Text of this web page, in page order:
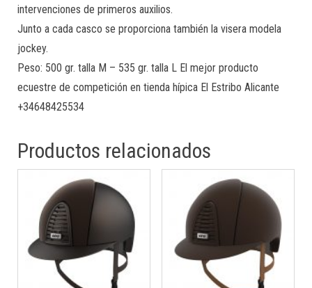
intervenciones de primeros auxilios.
Junto a cada casco se proporciona también la visera modela
jockey.
Peso: 500 gr. talla M – 535 gr. talla L El mejor producto
ecuestre de competición en tienda hípica El Estribo Alicante
+34648425534
Productos relacionados